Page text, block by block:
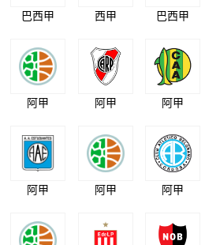
巴西甲 西甲 巴西甲
阿甲 阿甲 阿甲
阿甲 阿甲 阿甲